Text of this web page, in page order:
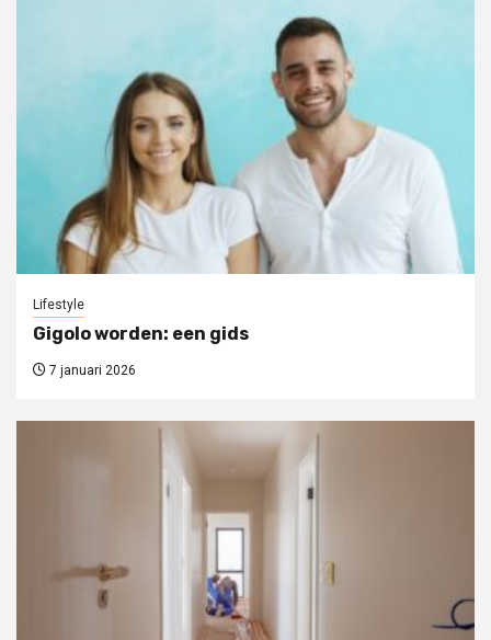
Lifestyle
Gigolo worden: een gids
7 januari 2026